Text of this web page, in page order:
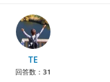
TE
回答数： 31